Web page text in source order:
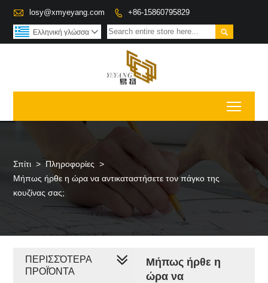
 losy@xmyeyang.com  +86-15860795829

Ελληνική γλώσσα 
Σπίτι > Πληροφορίες >
Μήπως ήρθε η ώρα να αντικαταστήσετε τον πάγκο της
κουζίνας σας;
Μήπως ήρθε η
ώρα να
ΠΕΡΙΣΣΌΤΕΡΑ
ΠΡΟΪΌΝΤΑ